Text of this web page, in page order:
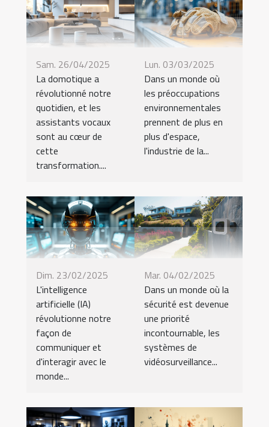
Sam. 26/04/2025
La domotique a
révolutionné notre
quotidien, et les
assistants vocaux
sont au cœur de
cette
transformation....
Lun. 03/03/2025
Dans un monde où
les préoccupations
environnementales
prennent de plus en
plus d'espace,
l'industrie de la...
Dim. 23/02/2025
L'intelligence
artificielle (IA)
révolutionne notre
façon de
communiquer et
d'interagir avec le
monde...
Mar. 04/02/2025
Dans un monde où la
sécurité est devenue
une priorité
incontournable, les
systèmes de
vidéosurveillance...